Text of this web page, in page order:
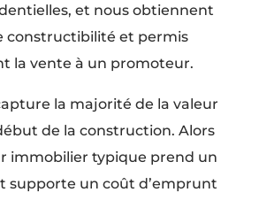
et nous obtiennent
constructibilité et permis
la vente à un promoteur.
la majorité de la valeur
de la construction. Alors
immobilier typique prend un
supporte un coût d’emprunt